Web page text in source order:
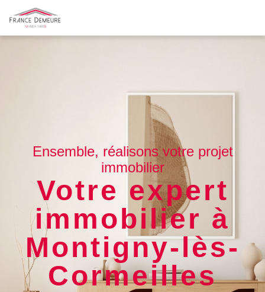
Ensemble, réalisons votre projet
immobilier
Votre expert
immobilier à
Montigny-lès-
Cormeilles